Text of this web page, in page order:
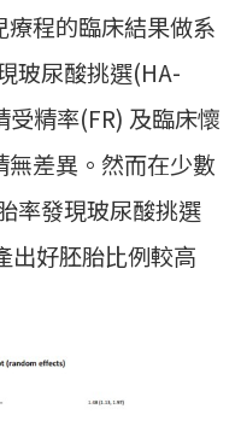
程的臨床結果做系
玻尿酸挑選(HA-
精率(FR) 及臨床懷
差異。然而在少數
率發現玻尿酸挑選
好胚胎比例較高